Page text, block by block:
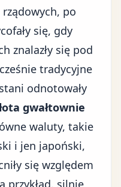
po
się, gdy
znalazły się pod
tradycyjne
odnotowały
gwałtownie
waluty, takie
i jen japoński,
się względem
przykład, silnie